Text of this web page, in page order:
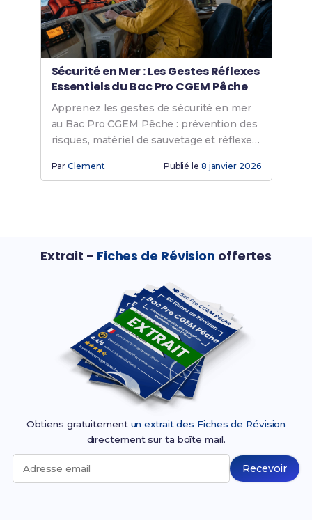
Sécurité en Mer : Les Gestes Réflexes
Essentiels du Bac Pro CGEM Pêche
Apprenez les gestes de sécurité en mer
au Bac Pro CGEM Pêche : prévention des
risques, matériel de sauvetage et réflexes
d'urgence à bord.
ParClement Publié le 8 janvier 2026
Extrait - Fiches de Révision offertes
Obtiens gratuitement un extrait des Fiches de Révision
directement sur ta boîte mail.
Adresse email Recevoir